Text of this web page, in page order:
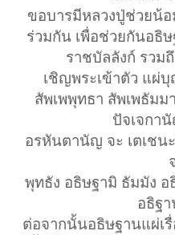
ขอบารมีหลวงปู่ช่วยน้อ
ร่วมกัน เพื่อช่วยกันอธิ
ราชบัลลังก์ รวม
เชิญพระเข้าตัว แผ่
สัพเพพุทธา สัพเพธัม
ปัจเจกา
อรหันตานัญ จะ เตเชน
พุทธัง อธิษฐามิ ธัมมัง อ
อธิฐ
ต่อจากนั้นอธิษฐานแผ่เ